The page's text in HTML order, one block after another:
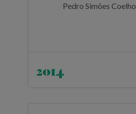
Pedro Simões Coelho
2014